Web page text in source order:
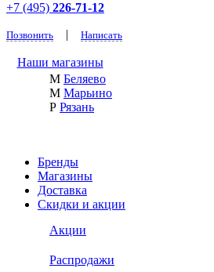
+7 (495) 226-71-12
Позвонить | Написать
Наши магазины
М Беляево
М Марьино
Р Рязань
Бренды
Магазины
Доставка
Скидки и акции
Акции
Распродажи